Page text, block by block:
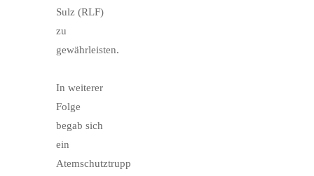
Sulz (RLF)
zu
gewährleisten.
In weiterer
Folge
begab sich
ein
Atemschutztrupp